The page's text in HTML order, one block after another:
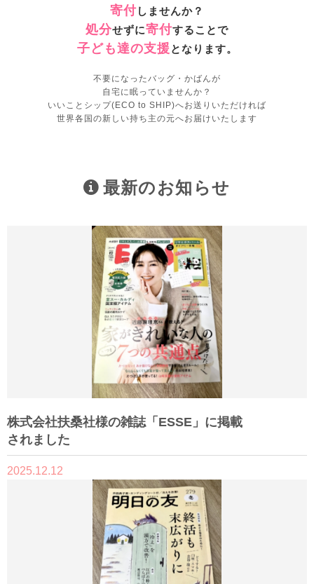
寄付しませんか？
処分せずに寄付することで
子ども達の支援 となります。
不要になったバッグ・かばんが
自宅に眠っていませんか？
いいことシップ(ECO to SHIP)へお送りいただければ
世界各国の新しい持ち主の元へお届けいたします
最新のお知らせ
株式会社扶桑社様の雑誌「ESSE」に掲載
されました
2025.12.12